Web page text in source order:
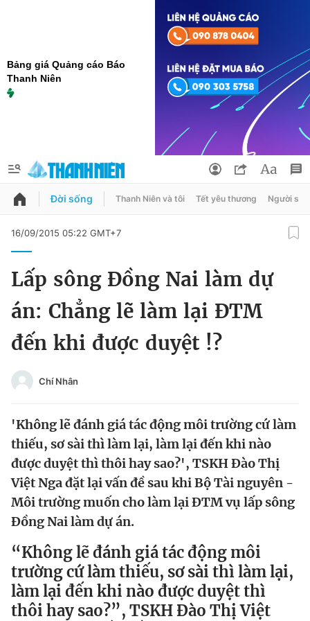
Bảng giá Quảng cáo Báo
Thanh Niên
QUẢNG CÁO ĐẶT BÁO
Chuyên mục
Chuyên mục khác
Tin 24h
Video Magazine
Sản phẩm khác
Tiện ích
Thông tin tòa soạn Liên hệ quảng cáo
Đổi mật khẩu
Tin đã lưu
Tin đã xem
Đăng xuất
Đời sống Thanh Niên và tôi Tết yêu thương Người
16/09/2015 05:22 GMT+7
Lấp sông Đồng Nai làm dự
án: Chẳng lẽ làm lại ĐTM
đến khi được duyệt !?
Chí Nhân
'Không lẽ đánh giá tác động môi trường cứ làm
thiếu, sơ sài thì làm lại, làm lại đến khi nào
được duyệt thì thôi hay sao?', TSKH Đào Thị
Việt Nga đặt lại vấn đề sau khi Bộ Tài nguyên -
Môi trường muốn cho làm lại ĐTM vụ lấp sông
Đồng Nai làm dự án.
“Không lẽ đánh giá tác động môi
trường cứ làm thiếu, sơ sài thì làm lại,
làm lại đến khi nào được duyệt thì
thôi hay sao?”, TSKH Đào Thị Việt